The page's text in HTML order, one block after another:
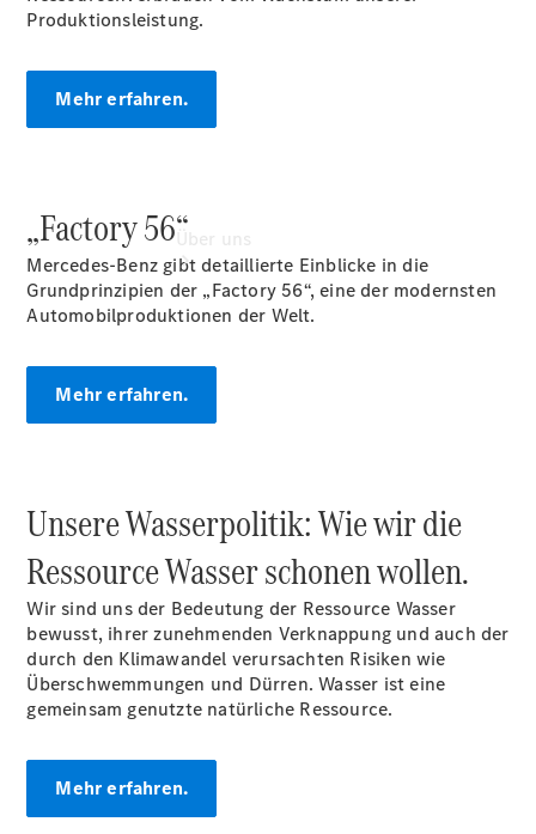
Übersicht
Ansprechpartner
Kontaktformular
Unternehmens
News
Elektromobilität
Unternehmens
Produktionsleistung.
Mehr erfahren.
„Factory 56“
Mercedes-Benz gibt detaillierte Einblicke in die
Grundprinzipien der „Factory 56“, eine der modernsten
Automobilproduktionen der Welt.
Mehr erfahren.
Unsere Wasserpolitik: Wie wir die
Ressource Wasser schonen wollen.
Wir sind uns der Bedeutung der Ressource Wasser
bewusst, ihrer zunehmenden Verknappung und auch der
durch den Klimawandel verursachten Risiken wie
Überschwemmungen und Dürren. Wasser ist eine
gemeinsam genutzte natürliche Ressource.
Mehr erfahren.